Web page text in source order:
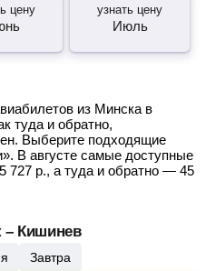
цену узнать цену
Июль
из Минска в
туда и обратно,
Выберите подходящие
В августе самые доступные
5 727 р., а туда и обратно — 45
– Кишинев
Завтра